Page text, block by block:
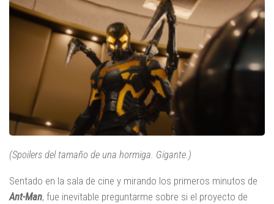
(Spoilers del tamaño de una hormiga. Gigante.)
Sentado en la sala de cine y mirando los primeros minutos de
Ant-Man, fue inevitable preguntarme sobre si el proyecto de